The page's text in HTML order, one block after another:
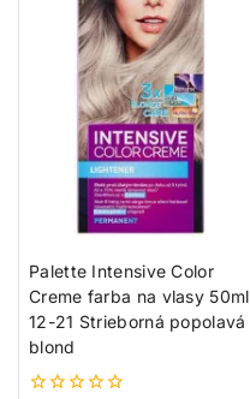
Palette Intensive Color
Creme farba na vlasy 50ml
12-21 Strieborná popolavá
blond